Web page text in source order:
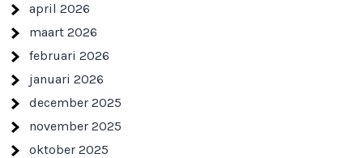
april 2026
maart 2026
februari 2026
januari 2026
december 2025
november 2025
oktober 2025